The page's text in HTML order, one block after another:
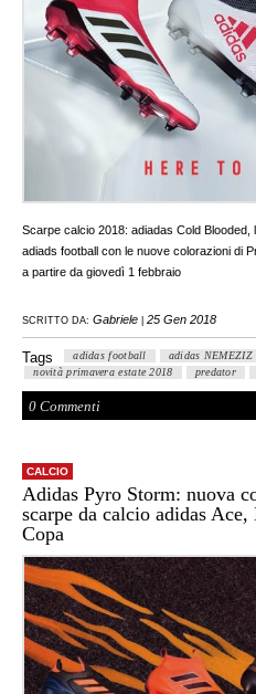
Scarpe calcio 2018: adiadas Cold Blooded,
adiads football con le nuove colorazioni di
a partire da giovedì 1 febbraio
SCRITTO DA: Gabriele 25 Gen 2018
Tags adidas football adidas NEMEZIZ
novità primavera estate 2018
predator
0 Commenti
CALCIO
Adidas Pyro Storm: nuova
scarpe da calcio adidas
Copa